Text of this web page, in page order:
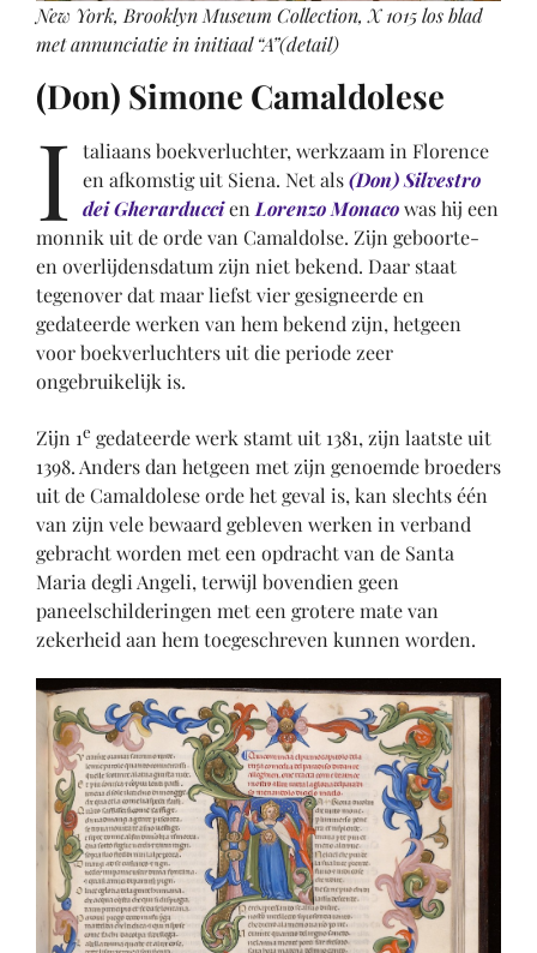
New York, Brooklyn Museum Collection, X 1015 los blad
met annunciatie in initiaal “A”(detail)
(Don) Simone Camaldolese
I taliaans boekverluchter, werkzaam in Florence
en afkomstig uit Siena. Net als(Don) Silvestro
dei Gherarduccien Lorenzo Monacowas hij een
monnik uit de orde van Camaldolse. Zijn geboorte-
en overlijdensdatum zijn niet bekend. Daar staat
tegenover dat maar liefst vier gesigneerde en
gedateerde werken van hem bekend zijn, hetgeen
voor boekverluchters uit die periode zeer
ongebruikelijk is.
Zijn 1e gedateerde werk stamt uit 1381, zijn laatste uit
1398. Anders dan hetgeen met zijn genoemde broeders
uit de Camaldolese orde het geval is, kan slechts één
van zijn vele bewaard gebleven werken in verband
gebracht worden met een opdracht van de Santa
Maria degli Angeli, terwijl bovendien geen
paneelschilderingen met een grotere mate van
zekerheid aan hem toegeschreven kunnen worden.